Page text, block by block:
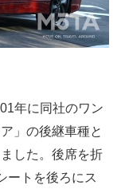
年に同社のワン
」の後継車種と
した。後席を折
ートを後ろにス